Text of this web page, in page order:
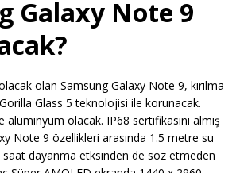
Galaxy Note 9
olan Samsung Galaxy Note 9, kırılma
Glass 5 teknolojisi ile korunacak.
alüminyum olacak. IP68 sertifikasını almış
Note 9 özellikleri arasında 1.5 metre su
saat dayanma etksinden de söz etmeden